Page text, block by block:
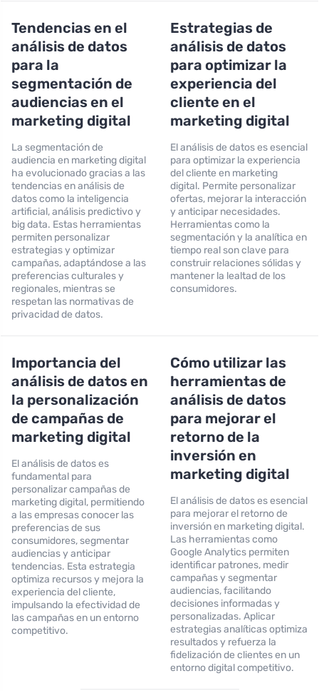
Tendencias en el
análisis de datos
para la
segmentación de
audiencias en el
marketing digital
La segmentación de
audiencia en marketing digital
ha evolucionado gracias a las
tendencias en análisis de
datos como la inteligencia
artificial, análisis predictivo y
big data. Estas herramientas
permiten personalizar
estrategias y optimizar
campañas, adaptándose a las
preferencias culturales y
regionales, mientras se
respetan las normativas de
privacidad de datos.
Estrategias de
análisis de datos
para optimizar la
experiencia del
cliente en el
marketing digital
El análisis de datos es esencial
para optimizar la experiencia
del cliente en marketing
digital. Permite personalizar
ofertas, mejorar la interacción
y anticipar necesidades.
Herramientas como la
segmentación y la analítica en
tiempo real son clave para
construir relaciones sólidas y
mantener la lealtad de los
consumidores.
Importancia del
análisis de datos en
la personalización
de campañas de
marketing digital
El análisis de datos es
fundamental para
personalizar campañas de
marketing digital, permitiendo
a las empresas conocer las
preferencias de sus
consumidores, segmentar
audiencias y anticipar
tendencias. Esta estrategia
optimiza recursos y mejora la
experiencia del cliente,
impulsando la efectividad de
las campañas en un entorno
competitivo.
Cómo utilizar las
herramientas de
análisis de datos
para mejorar el
retorno de la
inversión en
marketing digital
El análisis de datos es esencial
para mejorar el retorno de
inversión en marketing digital.
Las herramientas como
Google Analytics permiten
identificar patrones, medir
campañas y segmentar
audiencias, facilitando
decisiones informadas y
personalizadas. Aplicar
estrategias analíticas optimiza
resultados y refuerza la
fidelización de clientes en un
entorno digital competitivo.